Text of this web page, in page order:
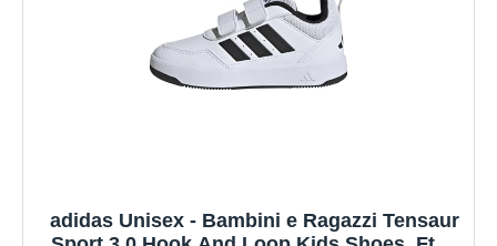
adidas Unisex - Bambini e Ragazzi Tensaur